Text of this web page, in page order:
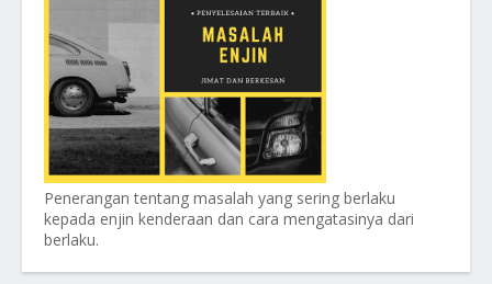
Penerangan tentang masalah yang sering berlaku
kepada enjin kenderaan dan cara mengatasinya dari
berlaku.